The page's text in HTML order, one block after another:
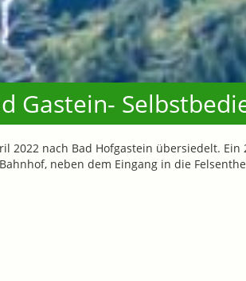
Gastein-
2022 nach Bad Hofgastein übersiedelt.
neben dem Eingang in die